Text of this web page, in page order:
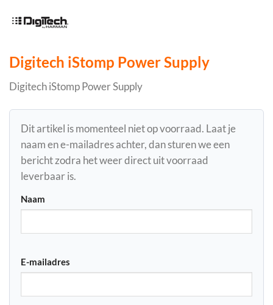
Digitech iStomp Power Supply
Digitech iStomp Power Supply
Dit artikel is momenteel niet op voorraad. Laat je
naam en e-mailadres achter, dan sturen we een
bericht zodra het weer direct uit voorraad
leverbaar is.
Naam
E-mailadres